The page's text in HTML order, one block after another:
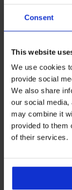
Consent
This website
We use cookies
provide social
We also share
our social media,
may combine it
provided to them
of their services.
Rasprodaja -70%
1+1 GRATIS
Gornji dio
Popust
24,90 € Prvobitna
82,99 €